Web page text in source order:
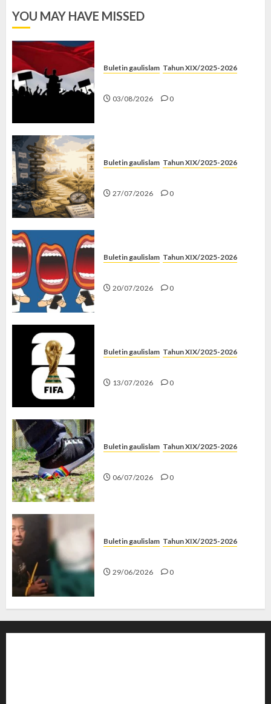
YOU MAY HAVE MISSED
Buletin gaulislam Tahun XIX/2025-2026
03/08/2026 0
Buletin gaulislam Tahun XIX/2025-2026
27/07/2026 0
Buletin gaulislam Tahun XIX/2025-2026
20/07/2026 0
Buletin gaulislam Tahun XIX/2025-2026
13/07/2026 0
Buletin gaulislam Tahun XIX/2025-2026
06/07/2026 0
Buletin gaulislam Tahun XIX/2025-2026
29/06/2026 0